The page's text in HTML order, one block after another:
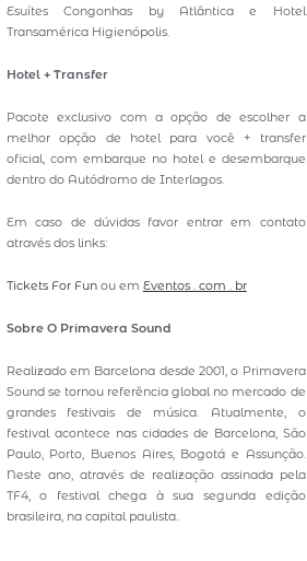
Esuítes Congonhas by Atlântica e Hotel
Transamérica Higienópolis.
Hotel + Transfer
Pacote exclusivo com a opção de escolher a
melhor opção de hotel para você + transfer
oficial, com embarque no hotel e desembarque
dentro do Autódromo de Interlagos.
Em caso de dúvidas favor entrar em contato
através dos links:
Tickets For Funou em Eventos . com . br
Sobre O Primavera Sound
Realizado em Barcelona desde 2001, o Primavera
Sound se tornou referência global no mercado de
grandes festivais de música. Atualmente, o
festival acontece nas cidades de Barcelona, São
Paulo, Porto, Buenos Aires, Bogotá e Assunção.
Neste ano, através de realização assinada pela
TF4, o festival chega à sua segunda edição
brasileira, na capital paulista.